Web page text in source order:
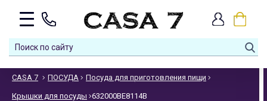
CASA 7 ПОСУДА Посуда для приготовления пищи
Крышки для посуды 632000BE8114B